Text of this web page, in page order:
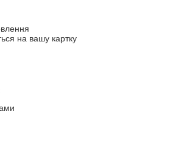
на вашу картку